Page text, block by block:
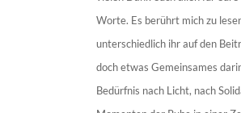
Worte. Es berührt mich zu
unterschiedlich ihr auf den
doch etwas Gemeinsames
Bedürfnis nach Licht, nach